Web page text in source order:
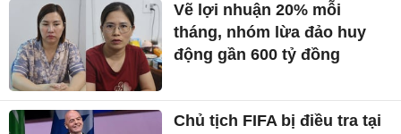
Vẽ lợi nhuận 20% mỗi
tháng, nhóm lừa đảo huy
động gần 600 tỷ đồng
Chủ tịch FIFA bị điều tra tại